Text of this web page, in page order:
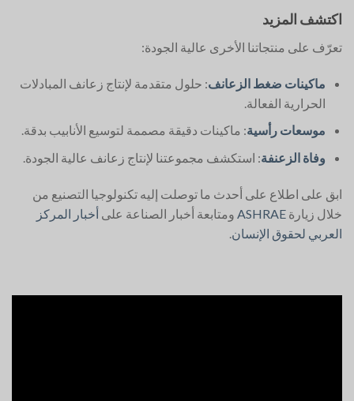
اكتشف المزيد
تعرّف على منتجاتنا الأخرى عالية الجودة:
ماكينات ضغط الزعانف: حلول متقدمة لإنتاج زعانف المبادلات
الحرارية الفعالة.
موسعات رأسية: ماكينات دقيقة مصممة لتوسيع الأنابيب بدقة.
وفاة الزعنفة: استكشف مجموعتنا لإنتاج زعانف عالية الجودة.
ابق على اطلاع على أحدث ما توصلت إليه تكنولوجيا التصنيع من
خلال زيارة ASHRAE ومتابعة أخبار الصناعة على أخبار المركز
العربي لحقوق الإنسان